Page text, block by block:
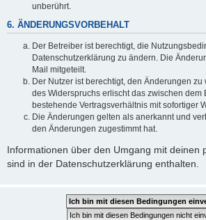
unberührt.
6. ÄNDERUNGSVORBEHALT
Der Betreiber ist berechtigt, die
Datenschutzerklärung zu ändern. Die
Mail mitgeteilt.
Der Nutzer ist berechtigt, den Änderungen
des Widerspruchs erlischt das zwischen dem
bestehende Vertragsverhältnis mit sofortiger
Die Änderungen gelten als anerkannt und
den Änderungen zugestimmt hat.
Informationen über den Umgang mit deinen
sind in der Datenschutzerklärung enthalten.